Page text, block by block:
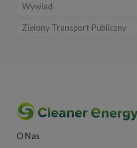
Wywiad
Zielony Transport Publiczny
O Nas